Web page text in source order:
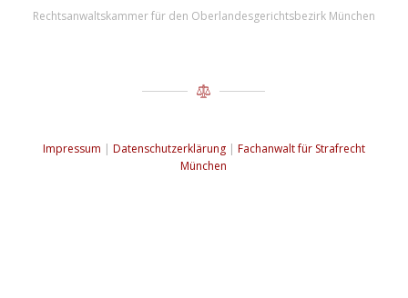
Rechtsanwaltskammer für den Oberlandesgerichtsbezirk München
Impressum Datenschutzerklärung| Fachanwalt für Strafrecht
München